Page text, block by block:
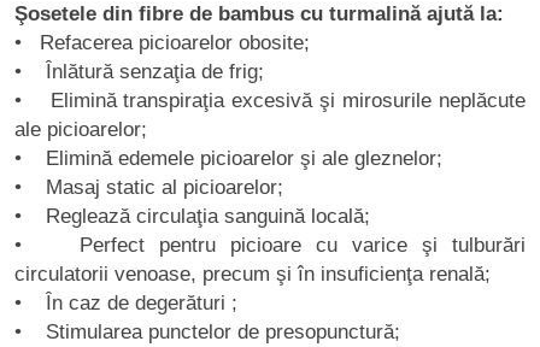
Şosetele din fibre de bambus cu turmalină ajută la:
• Refacerea picioarelor obosite;
• Înlătură senzaţia de frig;
• Elimină transpiraţia excesivă şi mirosurile neplăcute
ale picioarelor;
• Elimină edemele picioarelor şi ale gleznelor;
• Masaj static al picioarelor;
• Reglează circulaţia sanguină locală;
• Perfect pentru picioare cu varice şi tulburări
circulatorii venoase, precum şi în insuficienţa renală;
• În caz de degerături ;
• Stimularea punctelor de presopunctură;